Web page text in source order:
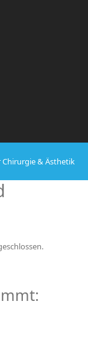
Chirurgie & Ästhetik